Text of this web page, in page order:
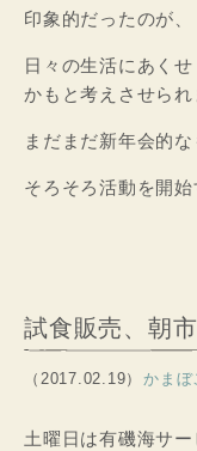
印象的だったのが
日々の生活にあく
かもと考えさせられ
まだまだ新年会的
そろそろ活動を開始
試食販売、朝
（2017.02.19） かまぼ
土曜日は有磯海サ